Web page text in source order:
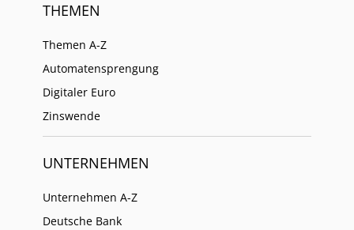
THEMEN
Themen A-Z
Automatensprengung
Digitaler Euro
Zinswende
UNTERNEHMEN
Unternehmen A-Z
Deutsche Bank